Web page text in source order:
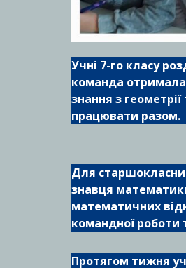
Учні 7-го класу
команда отримала
знання з
працювати разом.
Для
знавця
математичних
командної роботи
Протягом тижня